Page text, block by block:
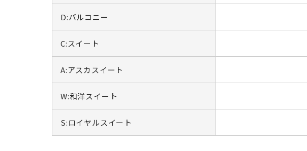
D:バルコニー
C:スイート
A:アスカスイート
W:和洋スイート
S:ロイヤルスイート